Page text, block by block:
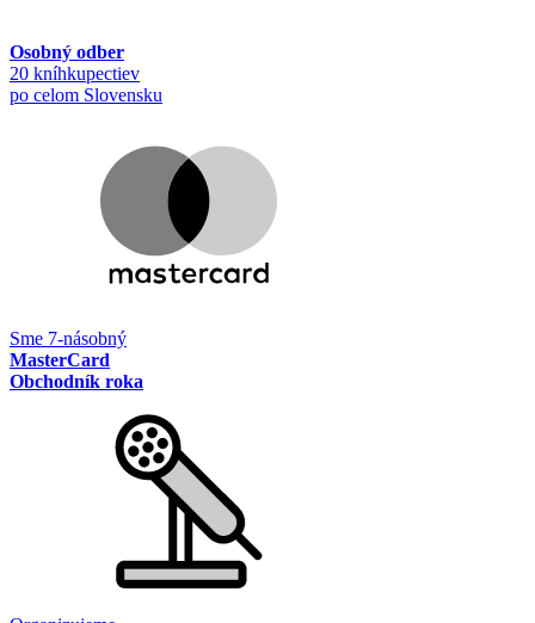
Osobný odber
20 kníhkupectiev
po celom Slovensku
Sme 7-násobný
MasterCard
Obchodník roka